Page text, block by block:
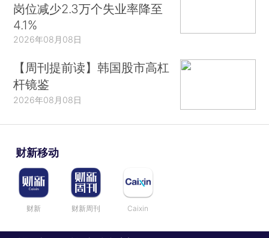
岗位减少2.3万个失业率降至
4.1%
2026年08月08日
【周刊提前读】韩国股市高杠
杆镜鉴
2026年08月08日
财新移动
财新 财新周刊 Caixin